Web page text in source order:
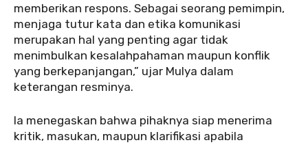
memberikan respons. Sebagai seorang pemimpin,
menjaga tutur kata dan etika komunikasi
merupakan hal yang penting agar tidak
menimbulkan kesalahpahaman maupun konflik
yang berkepanjangan,” ujar Mulya dalam
keterangan resminya.
Ia menegaskan bahwa pihaknya siap menerima
kritik, masukan, maupun klarifikasi apabila